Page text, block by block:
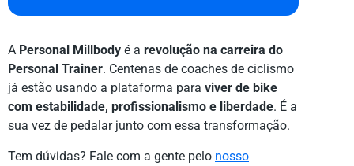
A Personal Millbody é a revolução na carreira do
Personal Trainer. Centenas de coaches de ciclismo
já estão usando a plataforma para viver de bike
com estabilidade, profissionalismo e liberdade. É a
sua vez de pedalar junto com essa transformação.
Tem dúvidas? Fale com a gente pelo nosso